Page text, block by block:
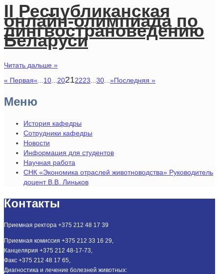
II Республиканская
онлайн-олимпиада по
лингвострановедению
Беларуси
Читать дальше »
« Первая« 10 20212223 30 »Последняя »
Меню
История кафедры
Сотрудники кафедры
Новости
Информация для студентов
Научная работа
СНК «Экономика отраслей животноводства» Руководитель
доцент В.В. Линьков
Контакты
Приемная ректора +375 212 48 17 39
Приемная комиссия +375 212 33 16 29,
Канцелярия +375 212 48-17-73,
Факс +375 212 48 17 65,
Диагностика и лечение болезней животных: